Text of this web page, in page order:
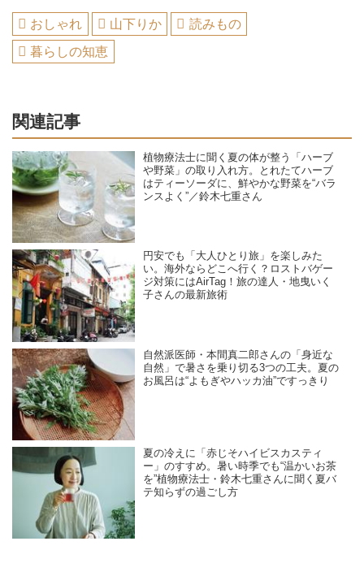
おしゃれ 山下りか
読みもの
暮らしの知恵
関連記事
植物療法士に聞く夏の体が整う「ハーブ
や野菜」の取り入れ方。とれたてハーブ
はティーソーダに、鮮やかな野菜を“バラ
ンスよく”／鈴木七重さん
円安でも「大人ひとり旅」を楽しみた
い。海外ならどこへ行く？ロストバゲー
ジ対策にはAirTag！旅の達人・地曳いく
子さんの最新旅術
自然派医師・本間真二郎さんの「身近な
自然」で暑さを乗り切る3つの工夫。夏の
お風呂は“よもぎやハッカ油”ですっきり
夏の冷えに「赤じそハイビスカスティ
ー」のすすめ。暑い時季でも“温かいお茶
を”植物療法士・鈴木七重さんに聞く夏バ
テ知らずの過ごし方